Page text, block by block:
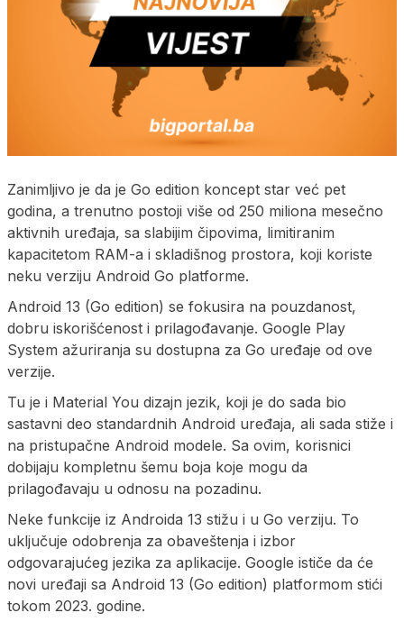
Zanimljivo je da je Go edition koncept star već pet
godina, a trenutno postoji više od 250 miliona mesečno
aktivnih uređaja, sa slabijim čipovima, limitiranim
kapacitetom RAM-a i skladišnog prostora, koji koriste
neku verziju Android Go platforme.
Android 13 (Go edition) se fokusira na pouzdanost,
dobru iskorišćenost i prilagođavanje. Google Play
System ažuriranja su dostupna za Go uređaje od ove
verzije.
Tu je i Material You dizajn jezik, koji je do sada bio
sastavni deo standardnih Android uređaja, ali sada stiže i
na pristupačne Android modele. Sa ovim, korisnici
dobijaju kompletnu šemu boja koje mogu da
prilagođavaju u odnosu na pozadinu.
Neke funkcije iz Androida 13 stižu i u Go verziju. To
uključuje odobrenja za obaveštenja i izbor
odgovarajućeg jezika za aplikacije. Google ističe da će
novi uređaji sa Android 13 (Go edition) platformom stići
tokom 2023. godine.